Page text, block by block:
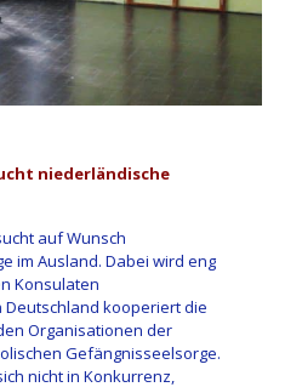
niederländische
auf Wunsch
im Ausland. Dabei wird eng
Konsulaten
Deutschland kooperiert die
Organisationen der
Gefängnisseelsorge.
nicht in Konkurrenz,